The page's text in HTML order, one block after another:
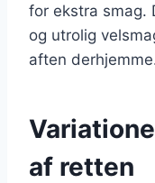
for ekstra smag.
og utrolig
aften
af retten